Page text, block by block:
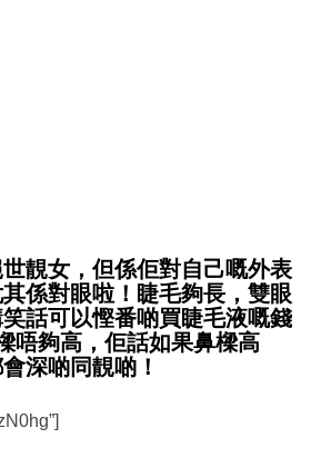
靚女，但係佢對自己嘅外表
係對眼啦！睫毛夠長，雙眼
話可以慳番啲買睫毛液嘅錢
唔夠高，佢話如果鼻樑高
深啲同靚啲！